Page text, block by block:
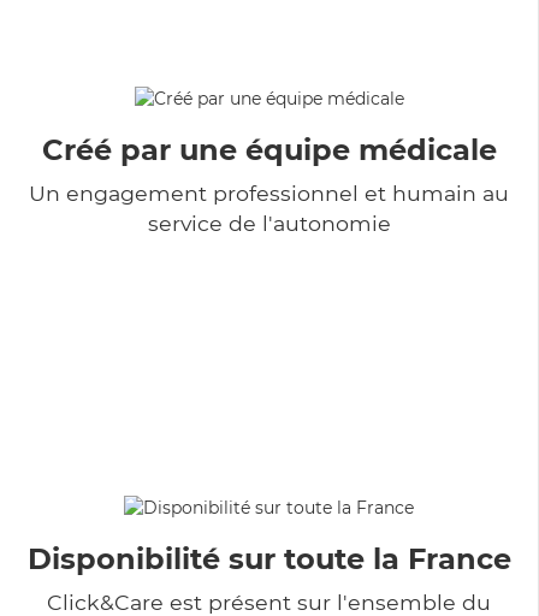
Créé par une équipe médicale
Un engagement professionnel et humain au
service de l'autonomie
Disponibilité sur toute la France
Click&Care est présent sur l'ensemble du